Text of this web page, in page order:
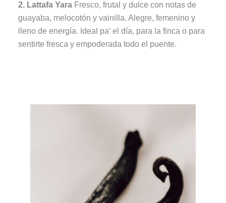
2. Lattafa Yara Fresco, frutal y dulce con notas de
guayaba, melocotón y vainilla. Alegre, femenino y
lleno de energía. Ideal pa’ el día, para la finca o para
sentirte fresca y empoderada todo el puente.